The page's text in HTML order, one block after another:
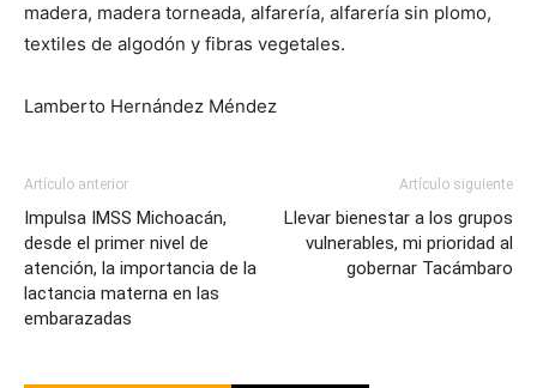
madera, madera torneada, alfarería, alfarería sin plomo,
textiles de algodón y fibras vegetales.
Lamberto Hernández Méndez
Artículo anterior
Impulsa IMSS Michoacán,
desde el primer nivel de
atención, la importancia de la
lactancia materna en las
embarazadas
Artículo siguiente
Llevar bienestar a los grupos
vulnerables, mi prioridad al
gobernar Tacámbaro